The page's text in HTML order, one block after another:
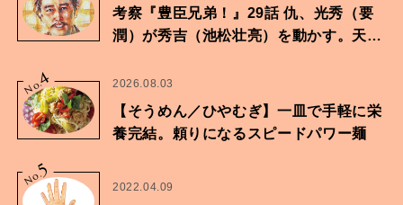
考察『豊臣兄弟！』29話 仇、光秀（要
潤）が秀吉（池松壮亮）を動かす。天下
No.
4 2026.08.03
【そうめん／ひやむぎ】一皿で手軽に栄
養完結。頼りになるスピードパワー麺
No.
5
2022.04.09